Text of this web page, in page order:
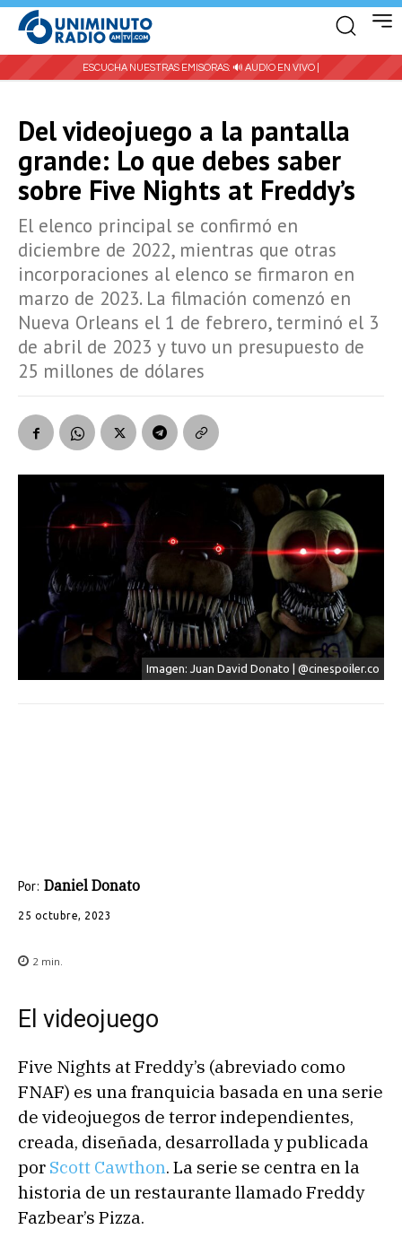
ESCUCHA NUESTRAS EMISORAS: 🔊 AUDIO EN VIVO |
Del videojuego a la pantalla
grande: Lo que debes saber
sobre Five Nights at Freddy’s
El elenco principal se confirmó en
diciembre de 2022, mientras que otras
incorporaciones al elenco se firmaron en
marzo de 2023. La filmación comenzó en
Nueva Orleans el 1 de febrero, terminó el 3
de abril de 2023 y tuvo un presupuesto de
25 millones de dólares
Imagen: Juan David Donato | @cinespoiler.co
Por: Daniel Donato
25 octubre, 2023
2 min.
El videojuego
Five Nights at Freddy’s (abreviado como
FNAF) es una franquicia basada en una serie
de videojuegos de terror independientes,
creada, diseñada, desarrollada y publicada
por Scott Cawthon. La serie se centra en la
historia de un restaurante llamado Freddy
Fazbear’s Pizza.